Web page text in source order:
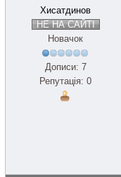
Хисатдинов
НЕ НА САЙТІ
Новачок
Дописи: 7
Репутація: 0